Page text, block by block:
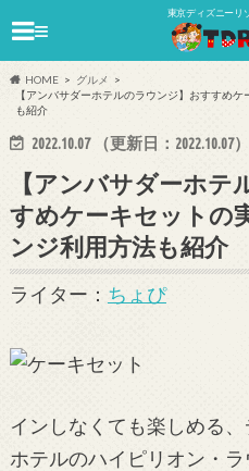
東京ディズニーリ
≡
HOME
グルメ
【アンバサダーホテルのラウンジ】おすすめ
も紹介
2022.10.07（更新日： 2022.10.07）
【アンバサダーホ
すめケーキセットの
ンジ利用方法も紹介
ライター： ちょぴ
インしなくても楽しめる
ホテルのハイピリオン・